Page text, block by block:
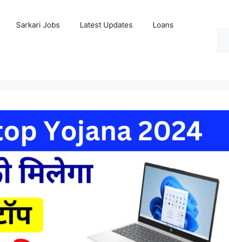
Sarkari Jobs Latest Updates Loans